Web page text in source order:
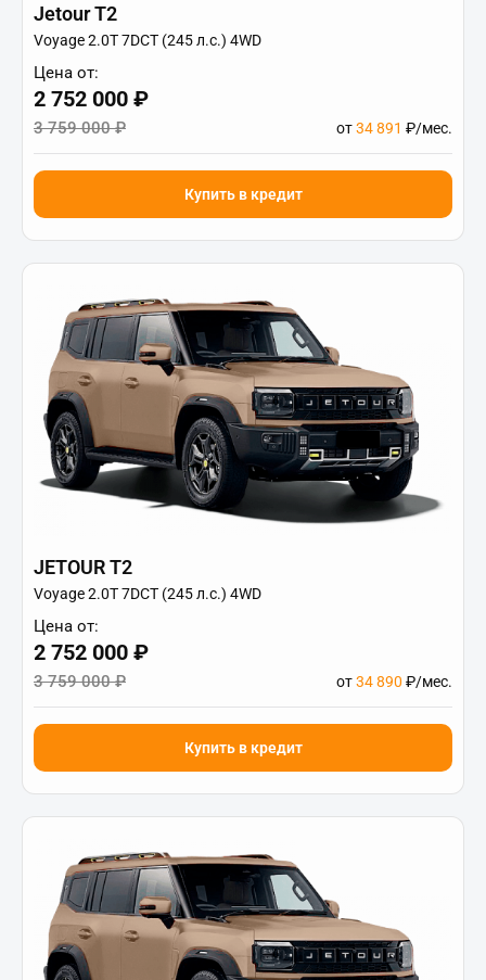
Jetour T2
Voyage 2.0T 7DCT (245 л.с.) 4WD
Цена от:
2 752 000 ₽
3 759 000 ₽ от34 891 ₽/мес.
Купить в кредит
JETOUR T2
Voyage 2.0T 7DCT (245 л.с.) 4WD
Цена от:
2 752 000 ₽
3 759 000 ₽ от34 890 ₽/мес.
Купить в кредит